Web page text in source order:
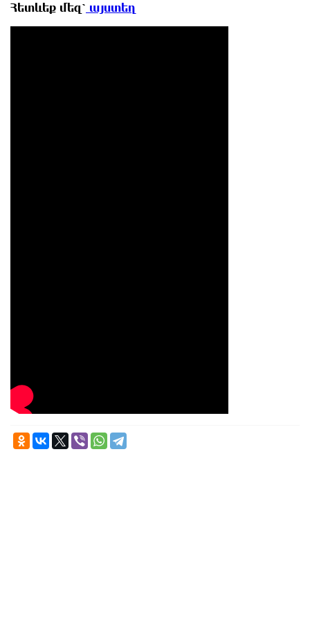
Հետևեք մեզ՝ այստեղ